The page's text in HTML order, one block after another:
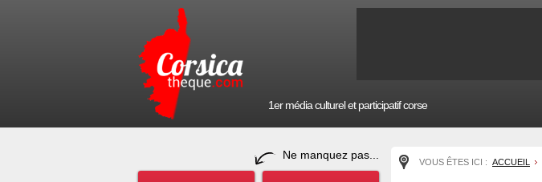
1er média culturel et participatif corse
Ne manquez pas...
VOUS ÊTES ICI : ACCUEIL